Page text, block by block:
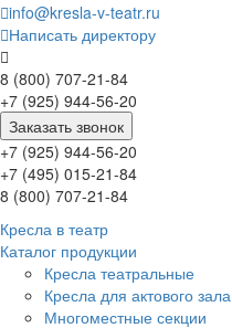
info@kresla-v-teatr.ru
Написать директору
8 (800) 707-21-84
+7 (925) 944-56-20
Заказать звонок
+7 (925) 944-56-20
+7 (495) 015-21-84
8 (800) 707-21-84
Кресла в театр
Каталог продукции
Кресла театральные
Кресла для актового зала
Многоместные секции